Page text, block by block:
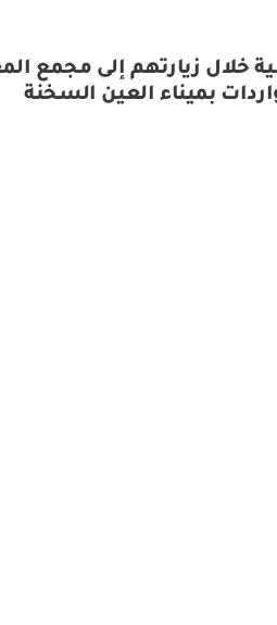
خلال زيارتهم إلى مجمع
بميناء العين السخنة